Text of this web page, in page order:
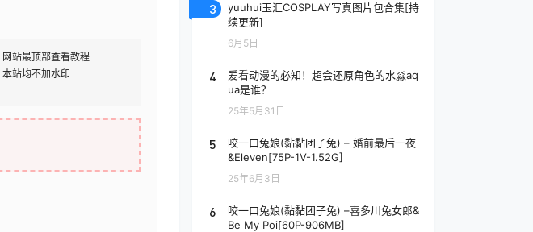
网站最顶部查看教程
本站均不加水印
3
yuuhui玉汇COSPLAY写真图片包合集[持
续更新]
6月5日
4
爱看动漫的必知！超会还原角色的水淼aq
ua是谁？
25年5月31日
5
咬一口兔娘(黏黏团子兔) – 婚前最后一夜
&Eleven[75P-1V-1.52G]
25年6月3日
6
咬一口兔娘(黏黏团子兔) –喜多川兔女郎&
Be My Poi[60P-906MB]